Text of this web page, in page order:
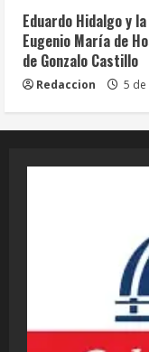
Eduardo Hidalgo y
Eugenio María de
de Gonzalo Castillo
Redaccion 5 de